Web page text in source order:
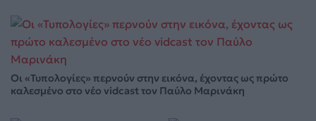
Οι «Τυπολογίες» περνούν στην εικόνα, έχοντας ως πρώτο
καλεσμένο στο νέο vidcast τον Παύλο Μαρινάκη